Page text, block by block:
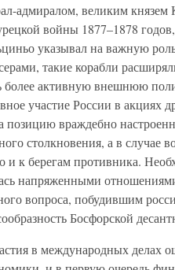
адмиралом, великим
войны 1877–1878
указывал на важную
такие корабли
более активную внешнюю
участие России в акциях
позицию враждебно
столкновения, а в случае
и к берегам противника.
напряженными
вопроса, побудившим
Босфорской
в международных делах